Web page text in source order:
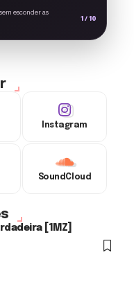
esconder as
1 / 10
Instagram
SoundCloud
[1MZ]